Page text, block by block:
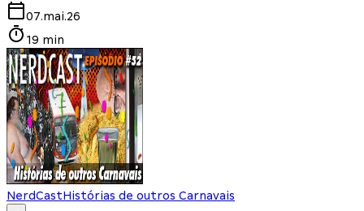
07.mai.26
19 min
NerdCastHistórias de outros Carnavais